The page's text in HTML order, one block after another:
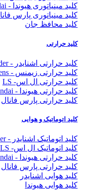
کلید مینیاتوری هیوندا - Hyundai
کلید مینیاتوری پارس
کلید محافظ جان
کلید حرارتی
کلید حرارتی اشنایدر - Schneider
کلید حرارتی زیمنس - Siemens
کلید حرارتی ال اس- LS
کلید حرارتی هیوندا - Hyundai
کلید حرارتی پارس فانال
کلید اتوماتیک و هوایی
کلید اتوماتیک اشنایدر - Schneider
کلید اتوماتیک ال اس- LS
کلید حرارتی هیوندا - Hyundai
کلید حرارتی پارس فانال
کلید هوایی اشنایدر
کلید هوایی هیوندا